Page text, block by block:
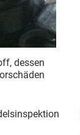
dessen